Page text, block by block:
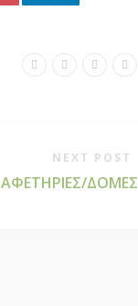
NEXT POST
ΑΦΕΤΗΡΊΕΣ/ΔΟΜΈΣ